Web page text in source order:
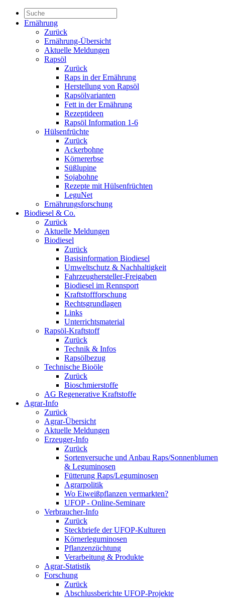
Ernährung
Zurück
Ernährung-Übersicht
Aktuelle Meldungen
Rapsöl
Zurück
Raps in der Ernährung
Herstellung von Rapsöl
Rapsölvarianten
Fett in der Ernährung
Rezeptideen
Rapsöl Information 1-6
Hülsenfrüchte
Zurück
Ackerbohne
Körnererbse
Süßlupine
Sojabohne
Rezepte mit Hülsenfrüchten
LeguNet
Ernährungsforschung
Biodiesel & Co.
Zurück
Aktuelle Meldungen
Biodiesel
Zurück
Basisinformation Biodiesel
Umweltschutz & Nachhaltigkeit
Fahrzeughersteller-Freigaben
Biodiesel im Rennsport
Kraftstoffforschung
Rechtsgrundlagen
Links
Unterrichtsmaterial
Rapsöl-Kraftstoff
Zurück
Technik & Infos
Rapsölbezug
Technische Bioöle
Zurück
Bioschmierstoffe
AG Regenerative Kraftstoffe
Agrar-Info
Zurück
Agrar-Übersicht
Aktuelle Meldungen
Erzeuger-Info
Zurück
Sortenversuche und Anbau Raps/Sonnenblumen
& Leguminosen
Fütterung Raps/Leguminosen
Agrarpolitik
Wo Eiweißpflanzen vermarkten?
UFOP - Online-Seminare
Verbraucher-Info
Zurück
Steckbriefe der UFOP-Kulturen
Körnerleguminosen
Pflanzenzüchtung
Verarbeitung & Produkte
Agrar-Statistik
Forschung
Zurück
Abschlussberichte UFOP-Projekte